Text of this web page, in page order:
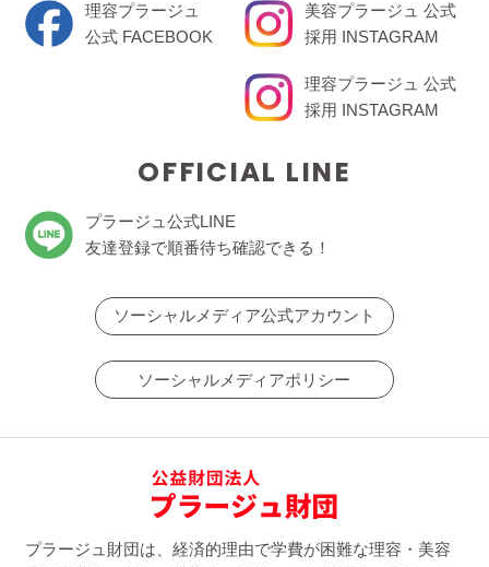
理容プラージュ
公式 FACEBOOK
美容プラージュ 公式
採用 INSTAGRAM
理容プラージュ 公式
採用 INSTAGRAM
OFFICIAL LINE
プラージュ公式LINE
友達登録で順番待ち確認できる！
ソーシャルメディア公式アカウント
ソーシャルメディアポリシー
プラージュ財団は、経済的理由で学費が困難な理容・美容